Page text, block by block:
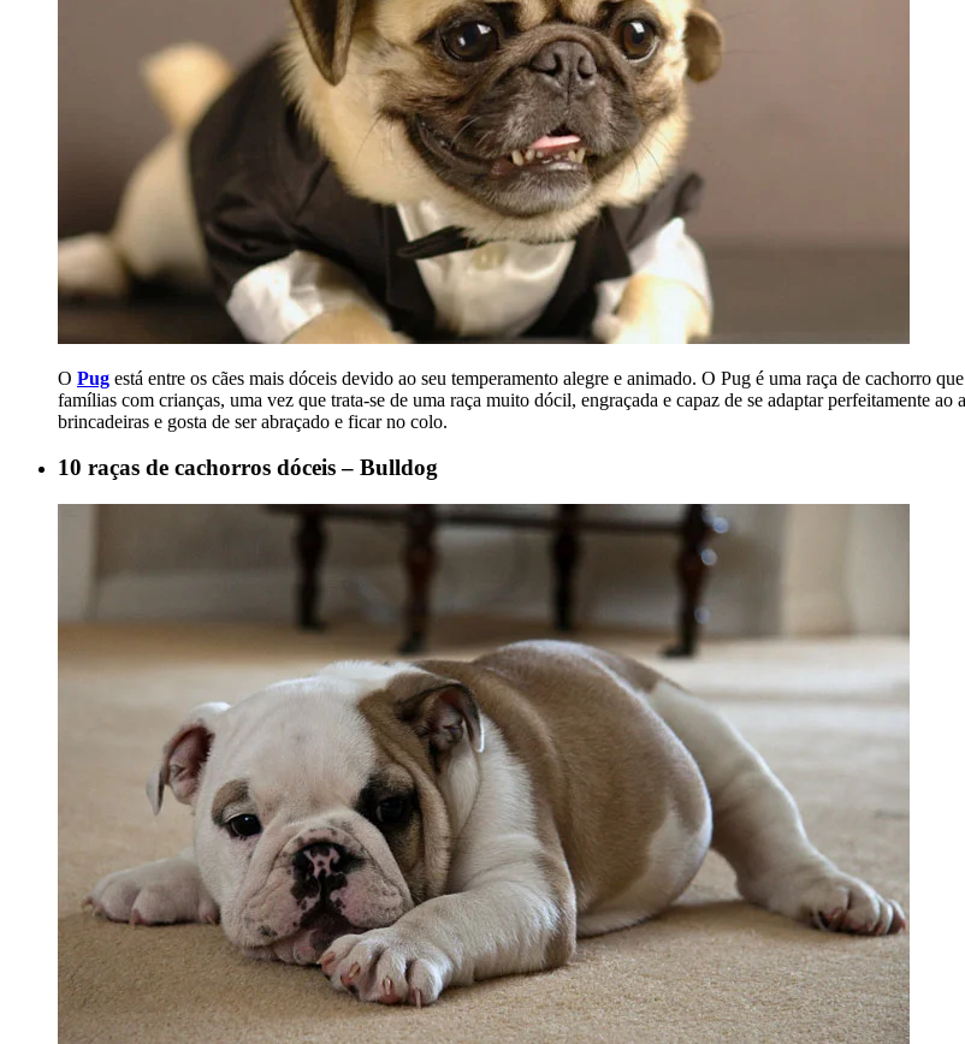
O Pug está entre os cães mais dóceis devido ao seu temperamento alegre e animado. O Pug é uma raça de cachorro
famílias com crianças, uma vez que trata-se de uma raça muito dócil, engraçada e capaz de se adaptar perfeitamente
brincadeiras e gosta de ser abraçado e ficar no colo.
10 raças de cachorros dóceis – Bulldog